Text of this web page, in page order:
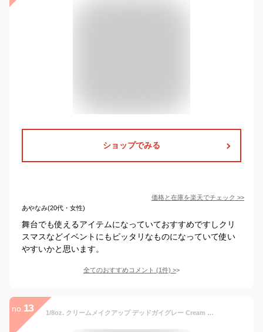
ショップでみる
価格と在庫を楽天でチェック >>
あやなみ(20代・女性)
舞台でも使えるアイテムになっていておすすめですしクリ
スマスなどイベントにもピッタリなものになっていて使い
やすいかと思います。
全てのおすすめコメント (1件) >
no. 13 1/8oz. クリームメイクアップ デッドガイグレー Cream Makeup, Deadguy Grey, (0.125oz/7g) CC047 | ゾンビの肌色 ライニングカラー ドーラン フェイスペイント コスプレ ハロウィン パーティー 仮装 特殊メイク